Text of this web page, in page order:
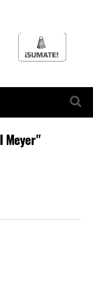
Meyer"